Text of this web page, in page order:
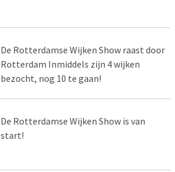
De Rotterdamse Wijken Show raast door
Rotterdam Inmiddels zijn 4 wijken
bezocht, nog 10 te gaan!
De Rotterdamse Wijken Show is van
start!